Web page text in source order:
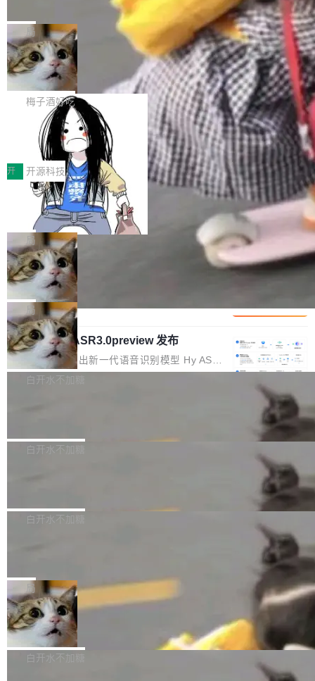
级应用，企业在规模化落地过程中，对安全性、
可控性和代码质量提出了更高要求。 首先是数据
安全与合规要求。对于大多数普通研发场景，公
有云模型能够满足快速试用和效率提升的需求。
但对于金融、能源、医疗等对数据安全要求较...
AI算力网关（AI创新平台）成功入选！ 随着各行
各业的Agent走向规模化建设，算力构成形态逐
渐丰富，用户关注的重点也在发生变化：不只是
让AI用起来，还要进一步看清混合算力时代下，
Token花在哪里、算力是否被充分利用，以及持
续增长的AI成本该如何优化。 深信服AI算力网关
正是围绕这些实际问题，从Token治理和成本治
理两个方面，让用户的每一份算力都看得清、管
得住、用得稳、省得下、更安全！ 一、从现在开
始，Token使用一目...
束，一个实验室的开始
Google 员工编号 20。MapReduce 作者之一。
Bigtable 作者之一。TensorFlow 的作者之一。
Gemini 的架构师。Google 首席科学家。 Jeff D
ean 在 Google 工作了 27 年后，宣布离职。 他
不是一个人走。一同离开的还有 Sanjay Ghema
wat（Google 员工编号 23，Jeff Dean 二十多
年的编程搭档，MapReduce 和 Bigtable 的共同
作者）、Quoc Le（Google 大脑核心成员，Se
q2Seq 和 DocAI 的共同发明人）以及 Oriol Vin
yals（Gemini 联合负责人，AlphaSta...
局
🔥 SolonCode v2026.8.4 发布：界面
字体可调、22 种语言、记忆搜索增强
打开终端就能上岗的全中文编码智能体，这一轮
把「看得清、用母语、记得住」三件事一次补
齐。 SolonCode 是什么 SolonCode 是杭州无
耳科技研发的企业级终端编码智能体——一位全
中文驱动的数字员工，自主理解需求、规划步
骤、编写代码。不挑模型、不挑平台，curl 一行
装完即用。 开源地址：Gitee · GitCode · GitHu
b 安装 支持 Java 8+（8~26）、macOS / Linu
x / Windows / Harmony PC。 # macOS / Linu
x / Harmony PC curl -fsSL https://solon.noea
r.org/solon...
梅子酒好吃
让“代码语义理解”深度释放AI Coding
价值潜能：华为云码道（CodeArts）
代码仓技术解析
一、代码仓深度理解技术的作用与价值 在软件工
程实践中，代码仓是企业核心知识资产的主要载
体。企业级代码仓库通常包含数十万乃至数百万
个文件，其规模远超单次模型调用可承载的上下
文窗口。随着项目规模的持续扩张与代码历史的
不断累积，代码仓中的模块关系、接口契约、业
务逻辑等关键信息往往分散于数十乃至数百个文
件之中，形成高度复杂的知识关联网络。传统的
代码检索手段（如关键词匹配、目录遍历）仅能
在语法层面完成文本定位，难以触及代码的语义
内涵与结构关联，导致开发者使用代码智能体在
理解大规模代码仓时面临显著"代码仓理解"瓶
颈。 代码仓深度理解服务（以下简称" CodeBas
e深度理解服务"）是华为云码道（CodeA...
开 开源科技
一条“删库”命令跑 17 小时，算法工程
师删光 89TB 数据只为干私活
最高人民检察院8月4日公布了一起案件：北京一
名90后算法工程师王某，为了给自己接的私活腾
服务器空间，删光了公司AI游戏部门的全部核心
数据。 王某2024年1月入职东城区某科技公司AI
短剧部门，有互联网大厂背景。在公司内部架构
调整期间，部门三次通知全员将数据从A集群迁
移到B集群，王某都回复了"收到"。 他没有迁移
数据。2024年9月3日下午4点，他使用此前登录
的账号密码进入A集群，输入了一条被程序员圈
称为"删库跑路"的命令——最高管理员权限、无
自研的多个文生3D和...
局
Cloudflare 分享推理优化实践：KV ca
che 量化 + 权重压缩，吞吐量提升 4
1%，成本降 30%
Kimi 和 GLM 是当前最强的大模型系列之一，但
它们有一个共同的问题：太吃显存了。月之暗面
的 Kimi K 系列和智谱的 GLM 都是长上下文、M
oE 架构的大模型，好用到让人上瘾，但 GPU 显
存永远不够用。 Cloudflare 的 Workers AI 团队
一直在跑这些模型的推理。他们在官方博客上发
整性保护。效果是：吞吐量提升 41%，每 token
局
腾讯混元 Hy ASR3.0preview 发布
腾讯混元正式推出新一代语音识别模型 Hy ASR
3.0preview。基于最新一代大语言模型 Hy3 的
让语音识别不再只是听清，而是真正听懂。通过
w 不要求标准普通话，方言识别覆盖粤语、吴语
白开水不加糖
新和少量网页兼容性修复版本。 Changes/fixe
容提供的字体时出现的几个问题 为避免音频加
质的最低采样率）的音频格式将被拒绝 修复了 C
SS 圆角虚线样式中可能存在的问题 如果表单中
的图像元素不在同一个子树中，则它们将不再关
联 加...
白开水不加糖
发布的 Release Notes，他利用 AI 工具（如 Co
最强的若干项。对于尚未正式发版的 PG 19，则
通过拉取过去一年内（从 PG 18 Beta1 时间点
至今）的所有 commit，同样交由 AI 分析提炼。
经过人工复核，准确度令人满意。这一方法也为
社区爱好者提供了高效跟踪新版本的思路。
白开水不加糖
维护工作一直与我的日常工作、家务、社交生活
和休闲娱乐竞争时间。" 这是 libexpat 维护者 S
ebastian Pipping 写在博客里的话。8 月 4 日，
他宣布了一个新消息：从 2026 年 8 月 1 日起，
他可以全职维护 libexpat 了，最长 6 个月。发
局
Firefox 153.0.3 发布
Firefox 153.0.3 现已发布，具体更新内容如
下： New Smart Window 包含多项增强功能：
白开水不加糖